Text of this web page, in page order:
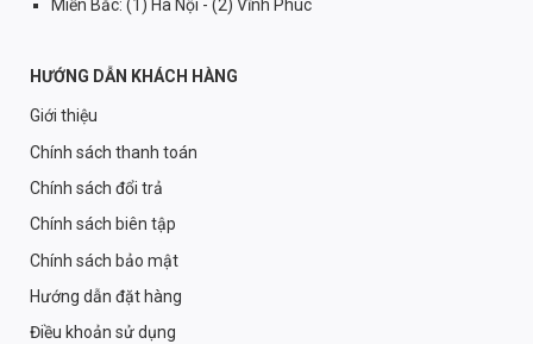
Miền Bắc: (1) Hà Nội - (2) Vĩnh Phúc
HƯỚNG DẪN KHÁCH HÀNG
Giới thiệu
Chính sách thanh toán
Chính sách đổi trả
Chính sách biên tập
Chính sách bảo mật
Hướng dẫn đặt hàng
Điều khoản sử dụng